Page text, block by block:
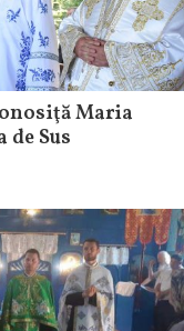
Maria
de Sus